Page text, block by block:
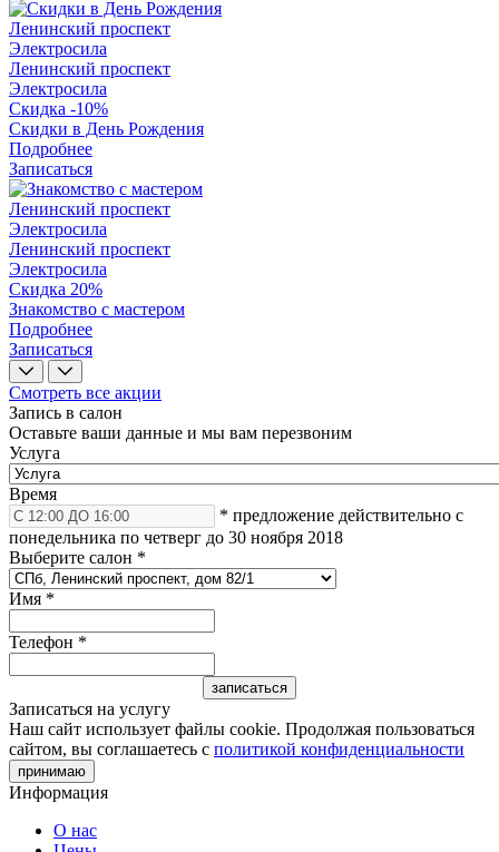
Ленинский проспект
Электросила
Ленинский проспект
Электросила
Скидка -10%
Скидки в День Рождения
Подробнее
Записаться
Ленинский проспект
Электросила
Ленинский проспект
Электросила
Скидка 20%
Знакомство с мастером
Подробнее
Записаться
Смотреть все акции
Запись в салон
Оставьте ваши данные и мы вам перезвоним
Услуга
Время
* предложение действительно с
понедельника по четверг до 30 ноября 2018
Выберите салон *
Имя *
Телефон *
Записаться на услугу
Наш сайт использует файлы cookie. Продолжая пользоваться
сайтом, вы соглашаетесь с политикой конфиденциальности
принимаю
Информация
О нас